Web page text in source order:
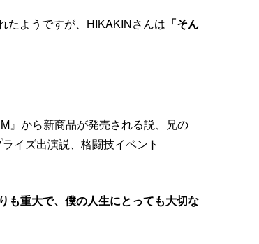
たようですが、HIKAKINさんは 「そん
』から新商品が発売される説、兄の
イズ出演説、格闘技イベント
も重大で、僕の人生にとっても大切な